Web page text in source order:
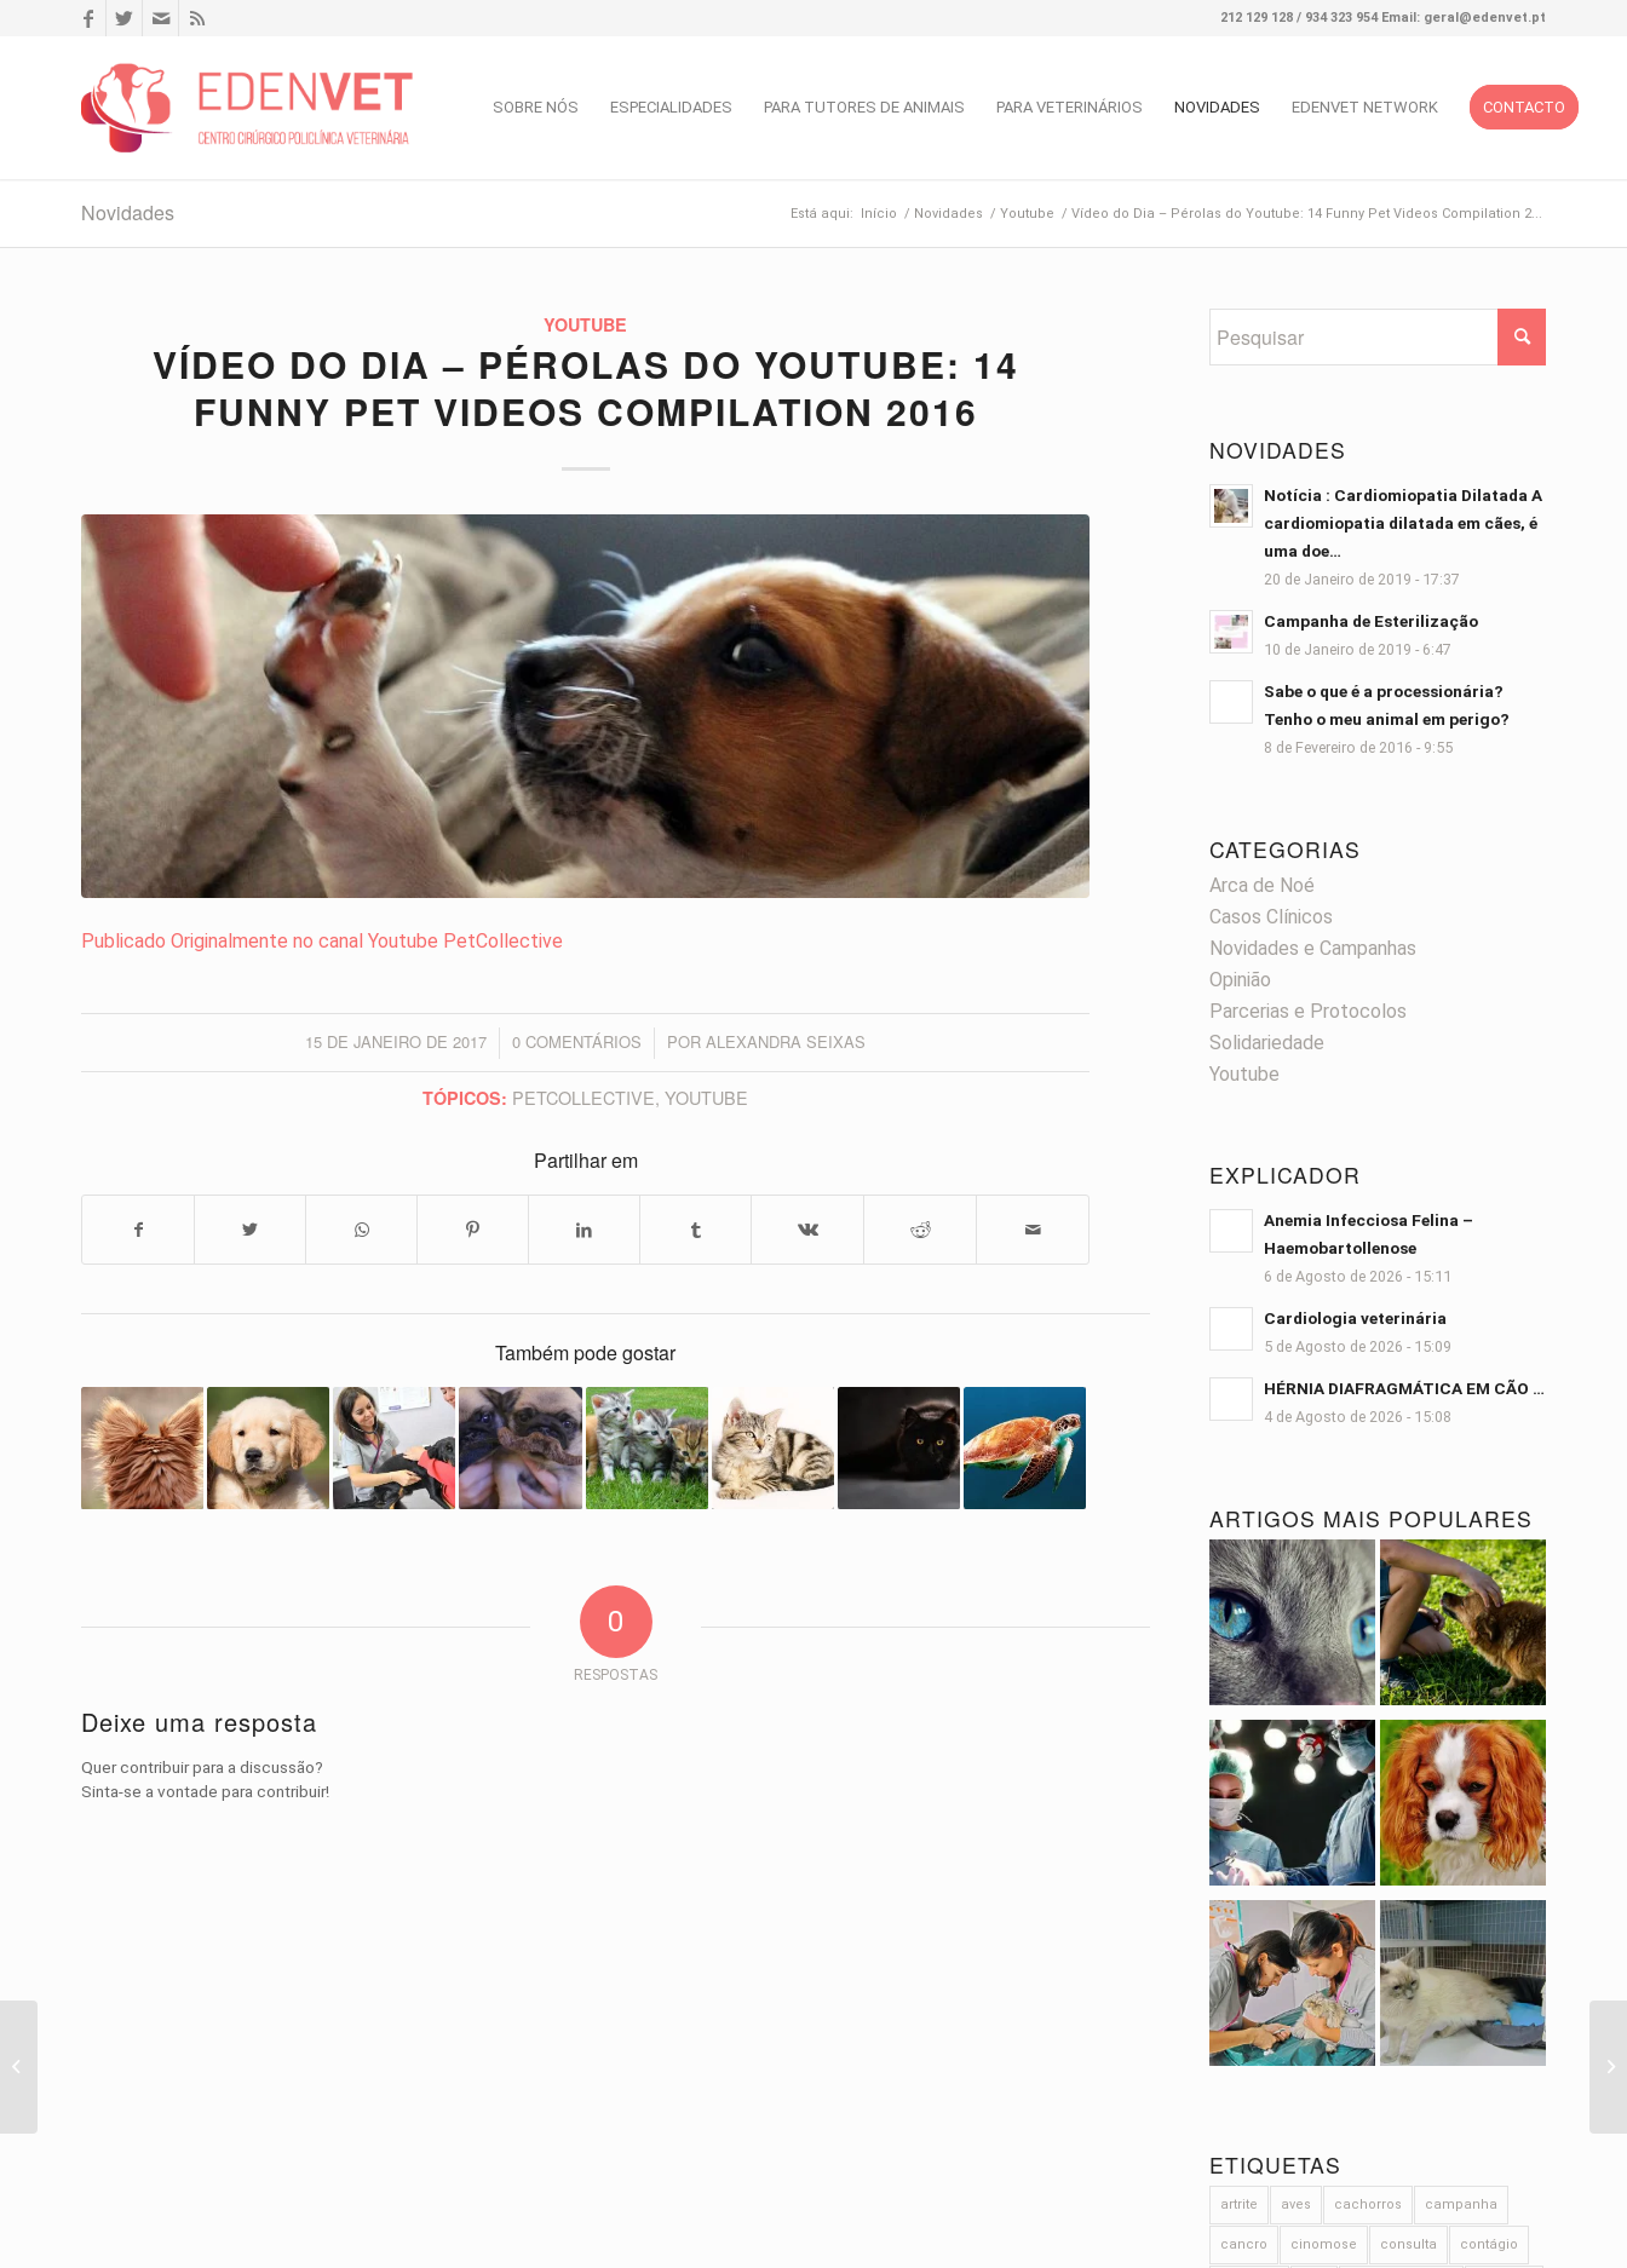
212 129 128 / 934 323 954 Email: geral@edenvet.pt
SOBRE NÓS ESPECIALIDADES PARA TUTORES DE ANIMAIS PARA VETERINÁRIOS NOVIDADES EDENVET NETWORK CONTACTO
Novidades Está aqui: Início / Novidades / Youtube / Vídeo do Dia – Pérolas do Youtube: 14 Funny Pet Videos Compilation 2...
YOUTUBE
VÍDEO DO DIA – PÉROLAS DO YOUTUBE: 14
FUNNY PET VIDEOS COMPILATION 2016
Publicado Originalmente no canal Youtube PetCollective
15 DE JANEIRO DE 2017
/ 0 COMENTÁRIOS
/ PORALEXANDRA SEIXAS
TÓPICOS: PETCOLLECTIVE,YOUTUBE
Partilhar em
Também pode gostar
0
RESPOSTAS
Deixe uma resposta
Quer contribuir para a discussão?
Sinta-se a vontade para contribuir!
NOVIDADES
Notícia : Cardiomiopatia Dilatada A
cardiomiopatia dilatada em cães, é
uma doe…
20 de Janeiro de 2019 - 17:37
Campanha de Esterilização
10 de Janeiro de 2019 - 6:47
Sabe o que é a processionária?
Tenho o meu animal em perigo?
8 de Fevereiro de 2016 - 9:55
CATEGORIAS
Arca de Noé
Casos Clínicos
Novidades e Campanhas
Opinião
Parcerias e Protocolos
Solidariedade
Youtube
EXPLICADOR
Anemia Infecciosa Felina –
Haemobartollenose
6 de Agosto de 2026 - 15:11
Cardiologia veterinária
5 de Agosto de 2026 - 15:09
HÉRNIA DIAFRAGMÁTICA EM CÃO …
4 de Agosto de 2026 - 15:08
ARTIGOS MAIS POPULARES
ETIQUETAS
artrite aves cachorros campanha
cancro cinomose consulta contágio